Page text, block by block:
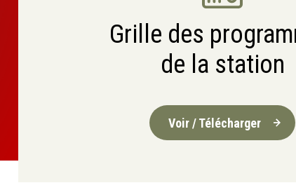
Grille des
de la station
Voir / Télécharger